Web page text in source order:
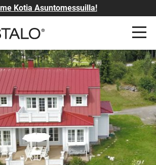
Kotia Asuntomessuilla!